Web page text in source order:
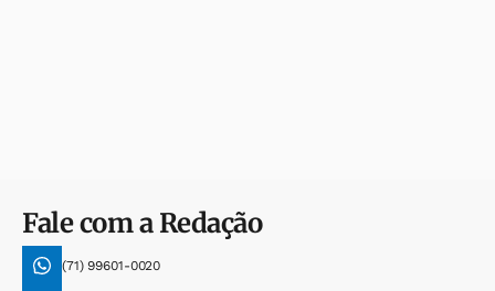
Fale com a Redação
(71) 99601-0020